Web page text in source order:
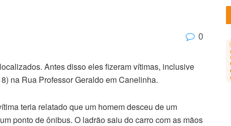
0
Antes disso eles fizeram vítimas, inclusive
na Rua Professor Geraldo em Canelinha.
teria relatado que um homem desceu de um
ponto de ônibus. O ladrão saiu do carro com as mãos